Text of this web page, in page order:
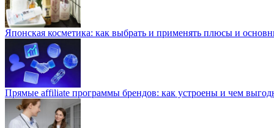
Японская косметика: как выбрать и применять плюсы и
Прямые affiliate программы брендов: как устроены и чем